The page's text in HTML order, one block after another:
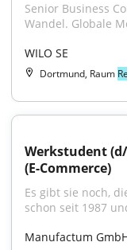
Senior Business
Wandel. Globale
WILO SE
Dortmund, Raum
Werkstudent
(E-Commerce)
Es gibt sie noch,
schon seit 1987
Manufactum